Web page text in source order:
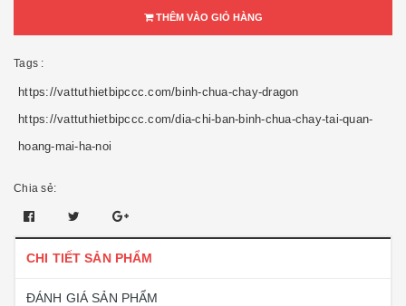
THÊM VÀO GIỎ HÀNG
Tags :
https://vattuthietbipccc.com/binh-chua-chay-dragon
https://vattuthietbipccc.com/dia-chi-ban-binh-chua-chay-tai-quan-
hoang-mai-ha-noi
Chia sẻ:
CHI TIẾT SẢN PHẨM
ĐÁNH GIÁ SẢN PHẨM